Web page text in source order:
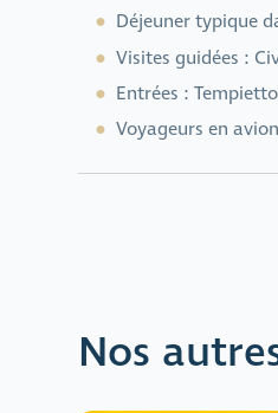
Déjeuner typique
Visites guidées :
Entrées :
Voyageurs en
Nos